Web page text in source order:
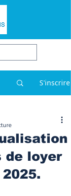
S'inscrire
de loyer
2025.